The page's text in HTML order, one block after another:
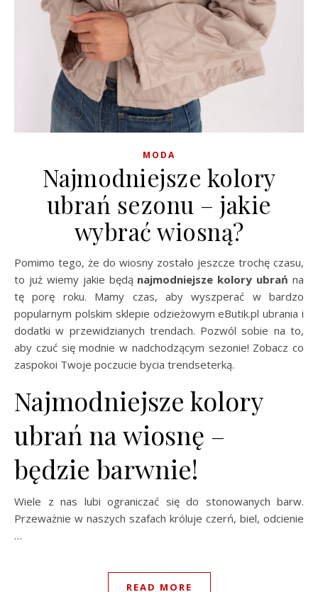
MODA
Najmodniejsze kolory
ubrań sezonu – jakie
wybrać wiosną?
Pomimo tego, że do wiosny zostało jeszcze trochę czasu,
to już wiemy jakie będą najmodniejsze kolory ubrań na
tę porę roku. Mamy czas, aby wyszperać w bardzo
popularnym polskim sklepie odzieżowym eButik.pl ubrania i
dodatki w przewidzianych trendach. Pozwól sobie na to,
aby czuć się modnie w nadchodzącym sezonie! Zobacz co
zaspokoi Twoje poczucie bycia trendseterką.
Najmodniejsze kolory
ubrań na wiosnę –
będzie barwnie!
Wiele z nas lubi ograniczać się do stonowanych barw.
Przeważnie w naszych szafach króluje czerń, biel, odcienie
…
READ MORE